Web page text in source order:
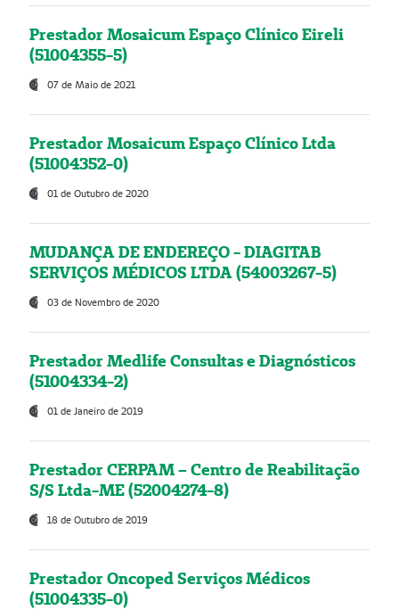
Prestador Mosaicum Espaço Clínico Eireli
(51004355-5)
07 de Maio de 2021
Prestador Mosaicum Espaço Clínico Ltda
(51004352-0)
01 de Outubro de 2020
MUDANÇA DE ENDEREÇO - DIAGITAB
SERVIÇOS MÉDICOS LTDA (54003267-5)
03 de Novembro de 2020
Prestador Medlife Consultas e Diagnósticos
(51004334-2)
01 de Janeiro de 2019
Prestador CERPAM – Centro de Reabilitação
S/S Ltda-ME (52004274-8)
18 de Outubro de 2019
Prestador Oncoped Serviços Médicos
(51004335-0)